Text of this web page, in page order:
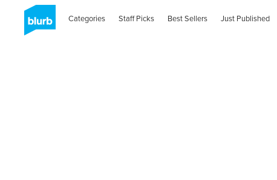
Categories Staff Picks Best Sellers Just Published